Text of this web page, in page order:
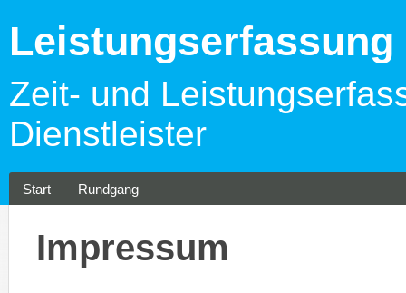
Leistungserfassung
Zeit- und
Dienstleister
Start Rundgang
Impressum